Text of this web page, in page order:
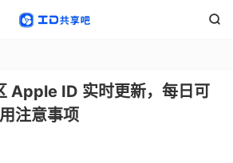

Apple ID 实时更新，每日可
注意事项